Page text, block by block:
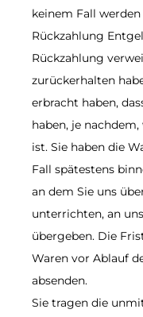
keinem Fall
Rückzahlung
Rückzahlung
zurückerhalten
erbracht haben,
haben, je
ist. Sie haben die
Fall spätestens
an dem Sie uns
unterrichten, an
übergeben. Die
Waren vor Ablauf
absenden.
Sie tragen die